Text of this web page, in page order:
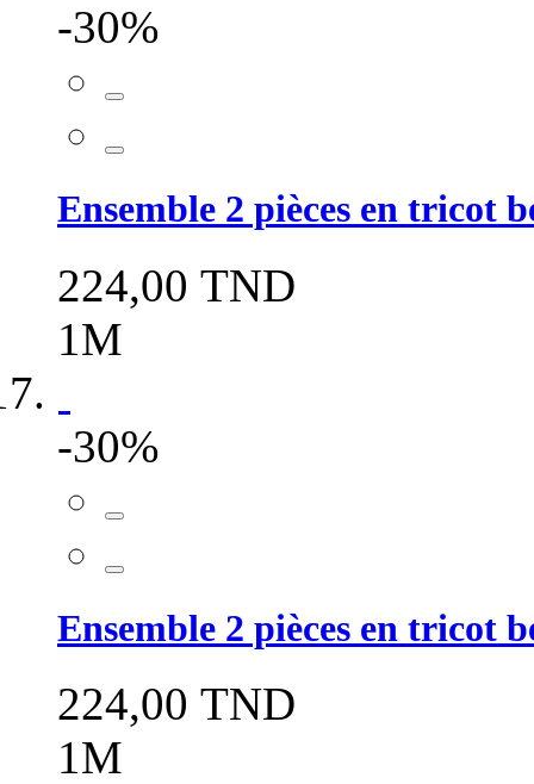
-30%
Ensemble 2 pièces en tricot
224,00 TND
1M
-30%
Ensemble 2 pièces en tricot
224,00 TND
1M